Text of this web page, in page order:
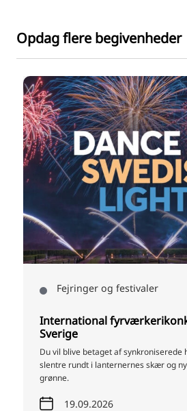
Opdag flere begivenheder
Fejringer og festivaler
International
Sverige
Du vil blive betaget af synkroniserede
slentre rundt i lanternernes skær og
grønne.
19.09.2026